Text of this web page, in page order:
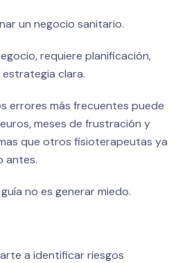
un negocio sanitario.
requiere planificación,
clara.
errores más frecuentes puede
meses de frustración y
que otros fisioterapeutas ya
antes.
no es generar miedo.
a identificar riesgos